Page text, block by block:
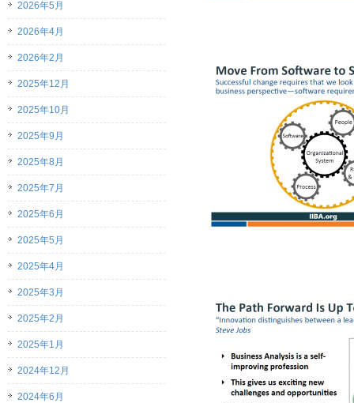
2026年5月
2026年4月
2026年2月
2025年12月
2025年10月
2025年9月
2025年8月
2025年7月
2025年6月
2025年5月
2025年4月
2025年3月
2025年2月
2025年1月
2024年12月
2024年6月